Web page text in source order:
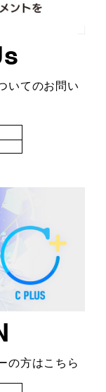
いてのお問い
の方はこちら